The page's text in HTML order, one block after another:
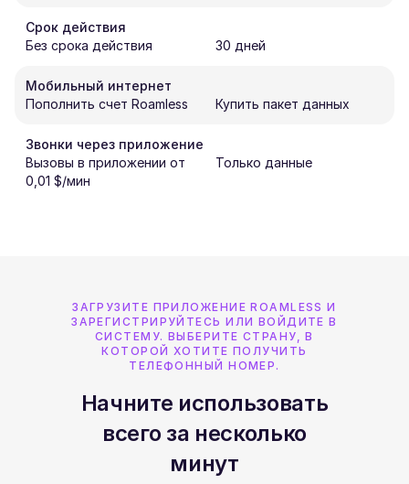
Срок действия
Без срока действия
30 дней
Мобильный интернет
Пополнить счет Roamless
Купить пакет данных
Звонки через приложение
Вызовы в приложении от
0,01 $/мин
Только данные
ЗАГРУЗИТЕ ПРИЛОЖЕНИЕ ROAMLESS И
ЗАРЕГИСТРИРУЙТЕСЬ ИЛИ ВОЙДИТЕ В
СИСТЕМУ. ВЫБЕРИТЕ СТРАНУ, В
КОТОРОЙ ХОТИТЕ ПОЛУЧИТЬ
ТЕЛЕФОННЫЙ НОМЕР.
Начните использовать
всего за несколько
минут